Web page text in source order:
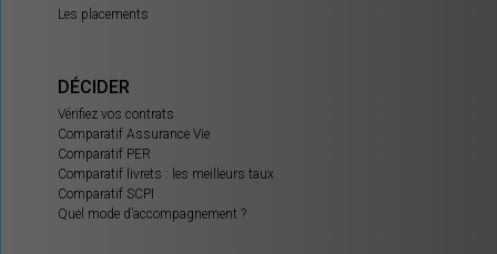
Les placements
DÉCIDER
Vérifiez vos contrats
Comparatif Assurance Vie
Comparatif PER
Comparatif livrets : les meilleurs taux
Comparatif SCPI
Quel mode d’accompagnement ?